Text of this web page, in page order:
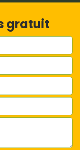
gratuit